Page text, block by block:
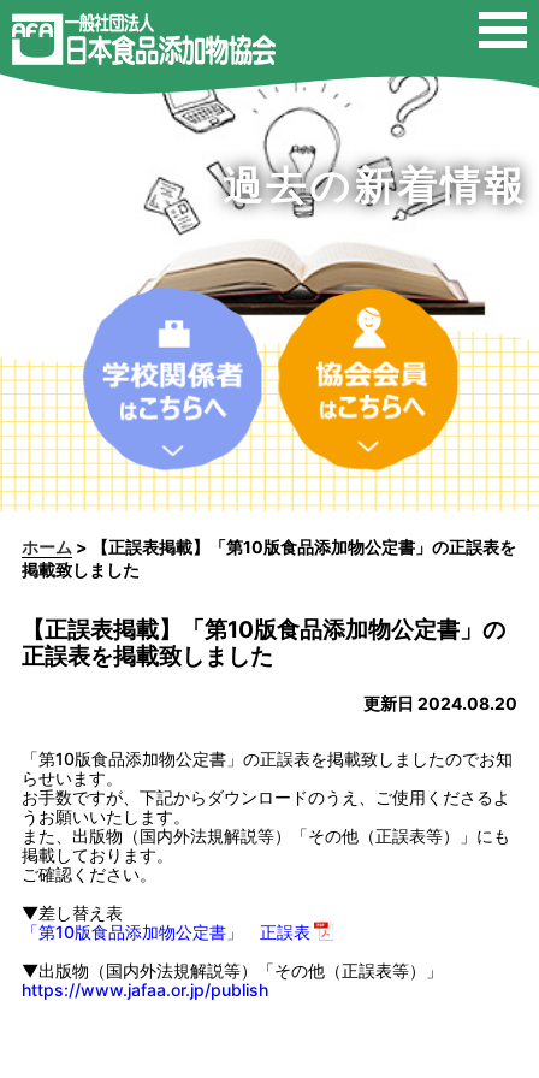
過去の新着情報
ホーム > 【正誤表掲載】「第10版食品添加物公定書」の正誤表を
掲載致しました
【正誤表掲載】「第10版食品添加物公定書」の
正誤表を掲載致しました
更新日 2024.08.20
「第10版食品添加物公定書」の正誤表を掲載致しましたのでお知
らせいます。
お手数ですが、下記からダウンロードのうえ、ご使用くださるよ
うお願いいたします。
また、出版物（国内外法規解説等）「その他（正誤表等）」にも
掲載しております。
ご確認ください。
▼差し替え表
「第10版食品添加物公定書」 正誤表
▼出版物（国内外法規解説等）「その他（正誤表等）」
https://www.jafaa.or.jp/publish